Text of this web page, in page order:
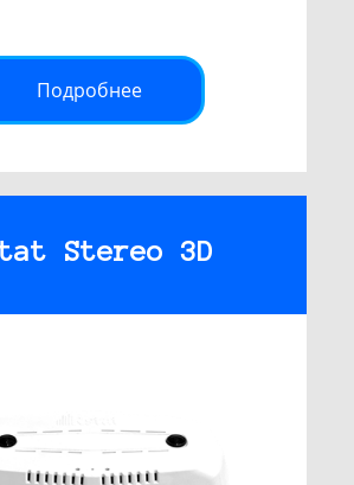
Подробнее
Stereo 3D